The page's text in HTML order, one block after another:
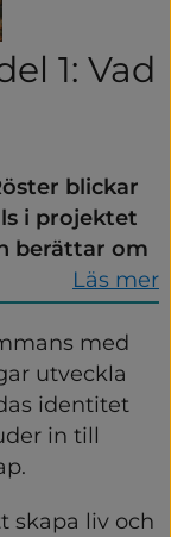
1: Vad
blickar
i projektet
berättar om
Läs mer
med
utveckla
identitet
in till
skapa liv och